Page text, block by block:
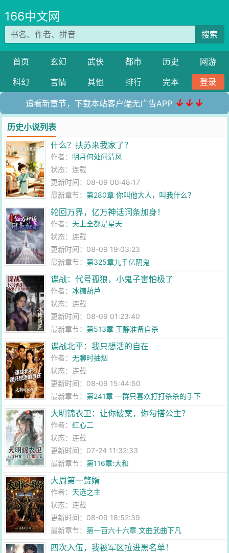
166中文网
搜索
首页 玄幻 武侠 都市 历史
网游
科幻
言情 其他 排行 完本 登录
追看新章节，下载本站客户端无广告APP ↓↓↓
历史小说列表
什么？扶苏来我家了？
作者： 明月何处问清风
状态：连载
更新时间：08-09 00:48:17
最新章节：第280章 你叫他大人，叫我什么？
轮回万界，亿万神话词条加身！
作者： 天上全都是星天
状态：连载
更新时间：08-09 19:03:23
最新章节：第325章九千亿阴鬼
谍战：代号孤狼，小鬼子害怕极了
作者：冰糖葫芦
状态：连载
更新时间：08-09 01:23:40
最新章节：第513章 王静准备自杀
谍战北平：我只想活的自在
作者：无聊时抽烟
状态：连载
更新时间：08-09 15:44:50
最新章节：第241章 一群只喜欢打打杀杀的手下
大明锦衣卫：让你破案，你勾搭公主？
作者：红心二
状态：连载
更新时间：07-24 11:32:33
最新章节：第116章:大和
大周第一赘婿
作者： 天选之主
状态：连载
更新时间：08-09 18:52:39
最新章节：第一百六十六章 文曲武曲下凡
四次入伍，我被军区拉进黑名单！